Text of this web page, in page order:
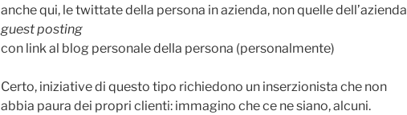
anche qui, le twittate della persona in azienda, non quelle dell’azienda
guest posting
con link al blog personale della persona (personalmente)
Certo, iniziative di questo tipo richiedono un inserzionista che non
abbia paura dei propri clienti: immagino che ce ne siano, alcuni.